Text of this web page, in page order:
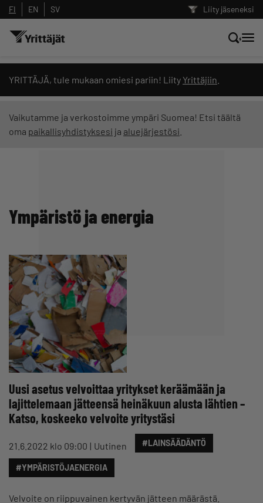
Liity jäseneksi
FI EN SV
YRITTÄJÄ, tule mukaan omiesi pariin! Liity Yrittäjiin
Vaikutamme ja verkostoimme ympäri Suomea! Etsi täältä
oma paikallisyhdistyksesi ja aluejärjestösi
Ympäristö ja energia
Uusi asetus velvoittaa yritykset keräämään ja
lajittelemaan jätteensä heinäkuun alusta lähtien –
Katso, koskeeko velvoite yritystäsi
21.6.2022 klo 09:00 Uutinen #LAINSÄÄDÄNTÖ
#YMPÄRISTÖJAENERGIA
Velvoite on riippuvainen kertyvän jätteen määrästä.
Hae sivustolta tai kysy suoraan
Yrittäjien tekoälyltä